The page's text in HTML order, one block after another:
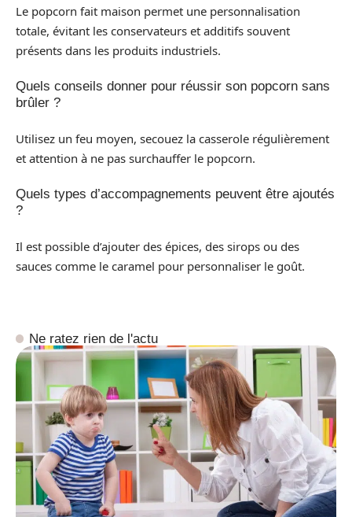
Le popcorn fait maison permet une personnalisation
totale, évitant les conservateurs et additifs souvent
présents dans les produits industriels.
Quels conseils donner pour réussir son popcorn sans
brûler ?
Utilisez un feu moyen, secouez la casserole régulièrement
et attention à ne pas surchauffer le popcorn.
Quels types d’accompagnements peuvent être ajoutés
?
Il est possible d’ajouter des épices, des sirops ou des
sauces comme le caramel pour personnaliser le goût.
Ne ratez rien de l'actu